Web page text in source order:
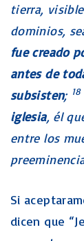
tierra,
dominios,
fue creado
antes de
subsisten; 18
iglesia, él
entre los
Si
dicen que